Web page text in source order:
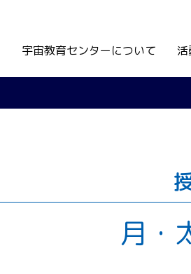
宇宙教育センターについて
月・